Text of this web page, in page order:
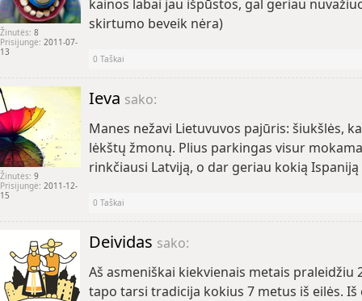
Žinutės: 8
Prisijungė: 2011-07-
13
kainos labai jau išpūstos, gal geriau
skirtumo beveik nėra)
0 Taškai
Žinutės: 9
Prisijungė: 2011-12-
15
Ieva sako:
Manes nežavi Lietuvuvos pajūris: šiukšlės,
lėkštų žmonų. Plius parkingas visur
rinkčiausi Latviją, o dar geriau kokią
0 Taškai
Deividas sako:
Aš asmeniškai kiekvienais metais praleidžiu
tapo tarsi tradicija kokius 7 metus iš eilės. Iš